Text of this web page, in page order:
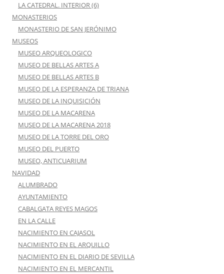
LA CATEDRAL. INTERIOR (6)
MONASTERIOS
MONASTERIO DE SAN JERÓNIMO
MUSEOS
MUSEO ARQUEOLOGICO
MUSEO DE BELLAS ARTES A
MUSEO DE BELLAS ARTES B
MUSEO DE LA ESPERANZA DE TRIANA
MUSEO DE LA INQUISICIÓN
MUSEO DE LA MACARENA
MUSEO DE LA MACARENA 2018
MUSEO DE LA TORRE DEL ORO
MUSEO DEL PUERTO
MUSEO, ANTICUARIUM
NAVIDAD
ALUMBRADO
AYUNTAMIENTO
CABALGATA REYES MAGOS
EN LA CALLE
NACIMIENTO EN CAJASOL
NACIMIENTO EN EL ARQUILLO
NACIMIENTO EN EL DIARIO DE SEVILLA
NACIMIENTO EN EL MERCANTIL